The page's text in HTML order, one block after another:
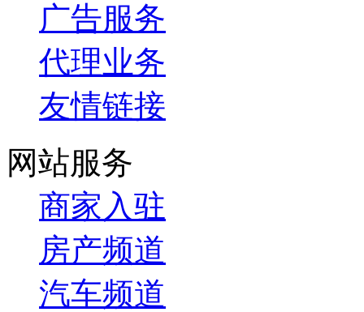
广告服务
代理业务
友情链接
网站服务
商家入驻
房产频道
汽车频道